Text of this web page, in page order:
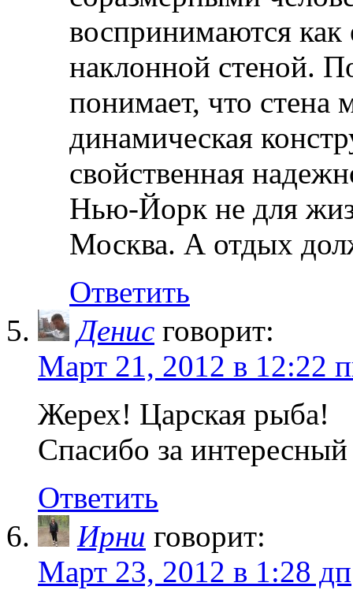
воспринимаются как
наклонной стеной.
понимает, что стена
динамическая
свойственная
Нью-Йорк не для
Москва. А отдых
Ответить
Денис говорит:
Март 21, 2012 в 12:22
Жерех! Царская рыба!
Спасибо за интересный
Ответить
Ирни говорит:
Март 23, 2012 в 1:28 дп